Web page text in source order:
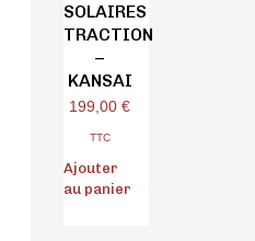
SOLAIRES
TRACTION
–
KANSAI
199,00 €
TTC
Ajouter
au panier